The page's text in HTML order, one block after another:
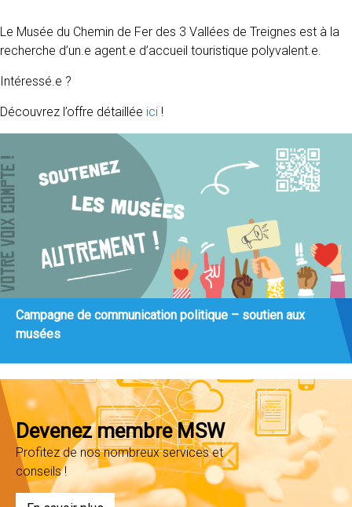
Le Musée du Chemin de Fer des 3 Vallées de Treignes est à la
recherche d’un.e agent.e d’accueil touristique polyvalent.e.
Intéressé.e ?
Découvrez l’offre détaillée ici !
Campagne de communication politique – soutien aux
musées
Devenez membre MSW
Profitez de nos nombreux services et
conseils !